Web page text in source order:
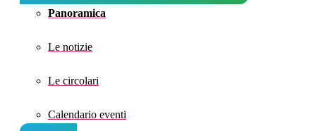
Panoramica
Le notizie
Le circolari
Calendario eventi